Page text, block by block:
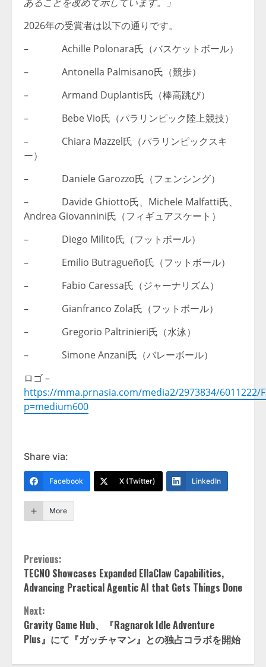
2026年の受賞者は以下の通りです。
– Achille Polonara氏（バスケットボール）
– Antonella Palmisano氏（競歩）
– Armand Duplantis氏（棒高跳び）
– Bebe Vio氏（パラリンピック陸上競技）
– Chiara Mazzel氏（パラリンピックスキ
ー）
– Daniele Garozzo氏（フェンシング）
– Davide Ghiotto氏、Michele Malfatti氏、
Andrea Giovannini氏（フィギュアスケート）
– Diego Milito氏（フットボール）
– Emilio Butragueño氏（フットボール）
– Fabio Caressa氏（ジャーナリズム）
– Gianfranco Zola氏（フットボール）
– Gregorio Paltrinieri氏（水泳）
– Simone Anzani氏（バレーボール）
ロゴ –
https://mma.prnasia.com/media2/2973834/6011222/
p=medium600
Share via:
Facebook X (Twitter) LinkedIn
More
Continue
Reading
Previous:
TECNO Showcases Expanded EllaClaw Capabilities,
Advancing Practical Agentic AI that Gets Things Done
Next:
Gravity Game Hub、『Ragnarok Idle Adventure
Plus』にて『ガッチャマン』との独占コラボを開始